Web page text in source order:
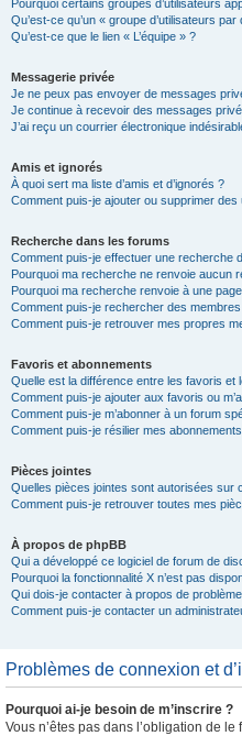
Pourquoi certains groupes d’utilisateurs
Qu’est-ce qu’un « groupe d’utilisateurs par
Qu’est-ce que le lien « L’équipe » ?
Messagerie privée
Je ne peux pas envoyer de messages
Je continue à recevoir des messages
J’ai reçu un courrier électronique
Amis et ignorés
À quoi sert ma liste d’amis et d’ignorés ?
Comment puis-je ajouter ou supprimer des
Recherche dans les forums
Comment puis-je effectuer une recherche
Pourquoi ma recherche ne renvoie aucun
Pourquoi ma recherche renvoie à une
Comment puis-je rechercher des
Comment puis-je retrouver mes propres
Favoris et abonnements
Quelle est la différence entre les favoris et
Comment puis-je ajouter aux favoris ou
Comment puis-je m’abonner à un forum
Comment puis-je résilier mes
Pièces jointes
Quelles pièces jointes sont autorisées sur
Comment puis-je retrouver toutes mes
À propos de phpBB
Qui a développé ce logiciel de forum de
Pourquoi la fonctionnalité X n’est pas
Qui dois-je contacter à propos de
Comment puis-je contacter un
Problèmes de connexion et
Pourquoi ai-je besoin de m’inscrire ?
Vous n’êtes pas dans l’obligation de